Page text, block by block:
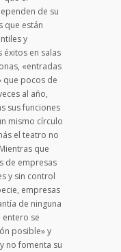
de su
que están
y
éxitos en salas
«entradas
que pocos de
al año,
sus funciones
mismo círculo
el teatro no
que
de empresas
y sin control
empresas
de ninguna
entero se
posible» y
no fomenta su